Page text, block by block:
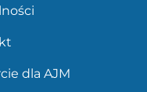
dla AJM